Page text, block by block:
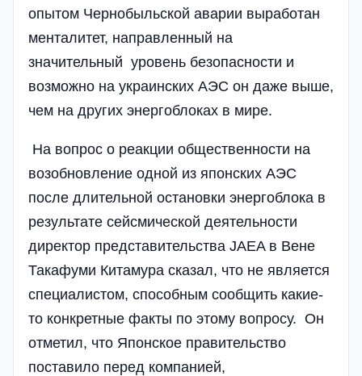
опытом Чернобыльской аварии выработан
менталитет, направленный на
значительный уровень безопасности и
возможно на украинских АЭС он даже выше,
чем на других энергоблоках в мире.
На вопрос о реакции общественности на
возобновление одной из японских АЭС
после длительной остановки энергоблока в
результате сейсмической деятельности
директор представительства JAEA в Вене
Такафуми Китамура сказал, что не является
специалистом, способным сообщить какие-
то конкретные факты по этому вопросу. Он
отметил, что Японское правительство
поставило перед компанией,